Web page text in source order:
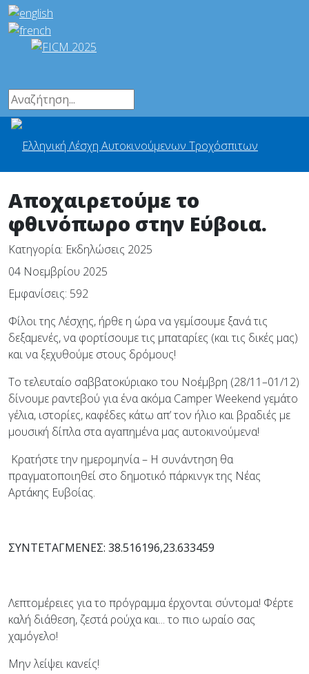
Αποχαιρετούμε το
φθινόπωρο στην Εύβοια.
Κατηγορία: Εκδηλώσεις 2025
04 Νοεμβρίου 2025
Εμφανίσεις: 592
Φίλοι της Λέσχης, ήρθε η ώρα να γεμίσουμε ξανά τις
δεξαμενές, να φορτίσουμε τις μπαταρίες (και τις δικές μας)
και να ξεχυθούμε στους δρόμους!
Το τελευταίο σαββατοκύριακο του Νοέμβρη (28/11–01/12)
δίνουμε ραντεβού για ένα ακόμα Camper Weekend γεμάτο
γέλια, ιστορίες, καφέδες κάτω απ’ τον ήλιο και βραδιές με
μουσική δίπλα στα αγαπημένα μας αυτοκινούμενα!
Κρατήστε την ημερομηνία – Η συνάντηση θα
πραγματοποιηθεί στο δημοτικό πάρκινγκ της Νέας
Αρτάκης Ευβοίας.
ΣΥΝΤΕΤΑΓΜΕΝΕΣ: 38.516196,23.633459
Λεπτομέρειες για το πρόγραμμα έρχονται σύντομα! Φέρτε
καλή διάθεση, ζεστά ρούχα και... το πιο ωραίο σας
χαμόγελο!
Μην λείψει κανείς!